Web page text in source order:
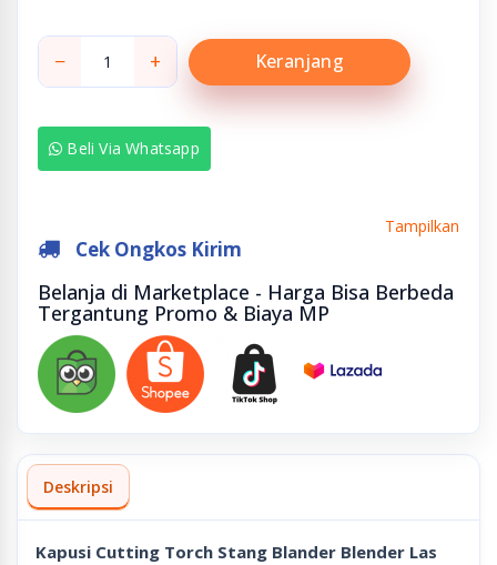
− + Keranjang
Beli Via Whatsapp
Cek Ongkos Kirim
Tampilkan
Belanja di Marketplace - Harga Bisa Berbeda
Tergantung Promo & Biaya MP
Deskripsi
Kapusi Cutting Torch Stang Blander Blender Las